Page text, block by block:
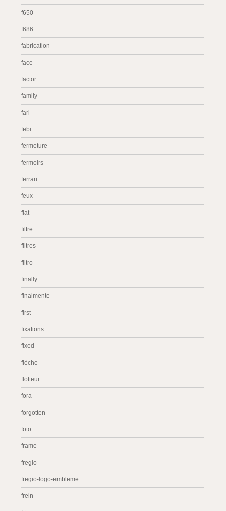
f650
f686
fabrication
face
factor
family
fari
febi
fermeture
fermoirs
ferrari
feux
fiat
filtre
filtres
filtro
finally
finalmente
first
fixations
fixed
flèche
flotteur
fora
forgotten
foto
frame
fregio
fregio-logo-embleme
frein